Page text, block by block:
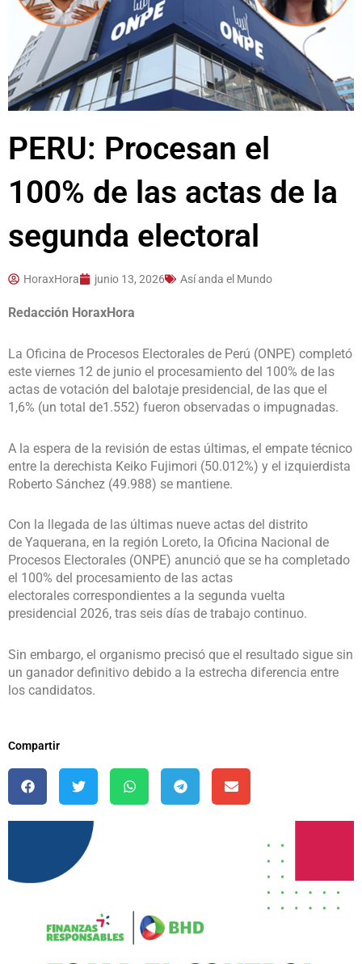
PERU: Procesan el
100% de las actas de la
segunda electoral
HoraxHora junio 13, 2026 Así anda el Mundo
Redacción HoraxHora
La Oficina de Procesos Electorales de Perú (ONPE) completó
este viernes 12 de junio el procesamiento del 100% de las
actas de votación del balotaje presidencial, de las que el
1,6% (un total de1.552) fueron observadas o impugnadas.
A la espera de la revisión de estas últimas, el empate técnico
entre la derechista Keiko Fujimori (50.012%) y el izquierdista
Roberto Sánchez (49.988) se mantiene.
Con la llegada de las últimas nueve actas del distrito
de Yaquerana, en la región Loreto, la Oficina Nacional de
Procesos Electorales (ONPE) anunció que se ha completado
el 100% del procesamiento de las actas
electorales correspondientes a la segunda vuelta
presidencial 2026, tras seis días de trabajo continuo.
Sin embargo, el organismo precisó que el resultado sigue sin
un ganador definitivo debido a la estrecha diferencia entre
los candidatos.
Compartir